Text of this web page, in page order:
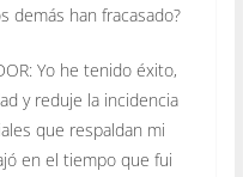
demás han fracasado?
Yo he tenido éxito,
y reduje la incidencia
que respaldan mi
en el tiempo que fui